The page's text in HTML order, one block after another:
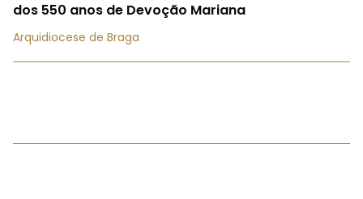
dos 550 anos de Devoção Mariana
Arquidiocese de Braga